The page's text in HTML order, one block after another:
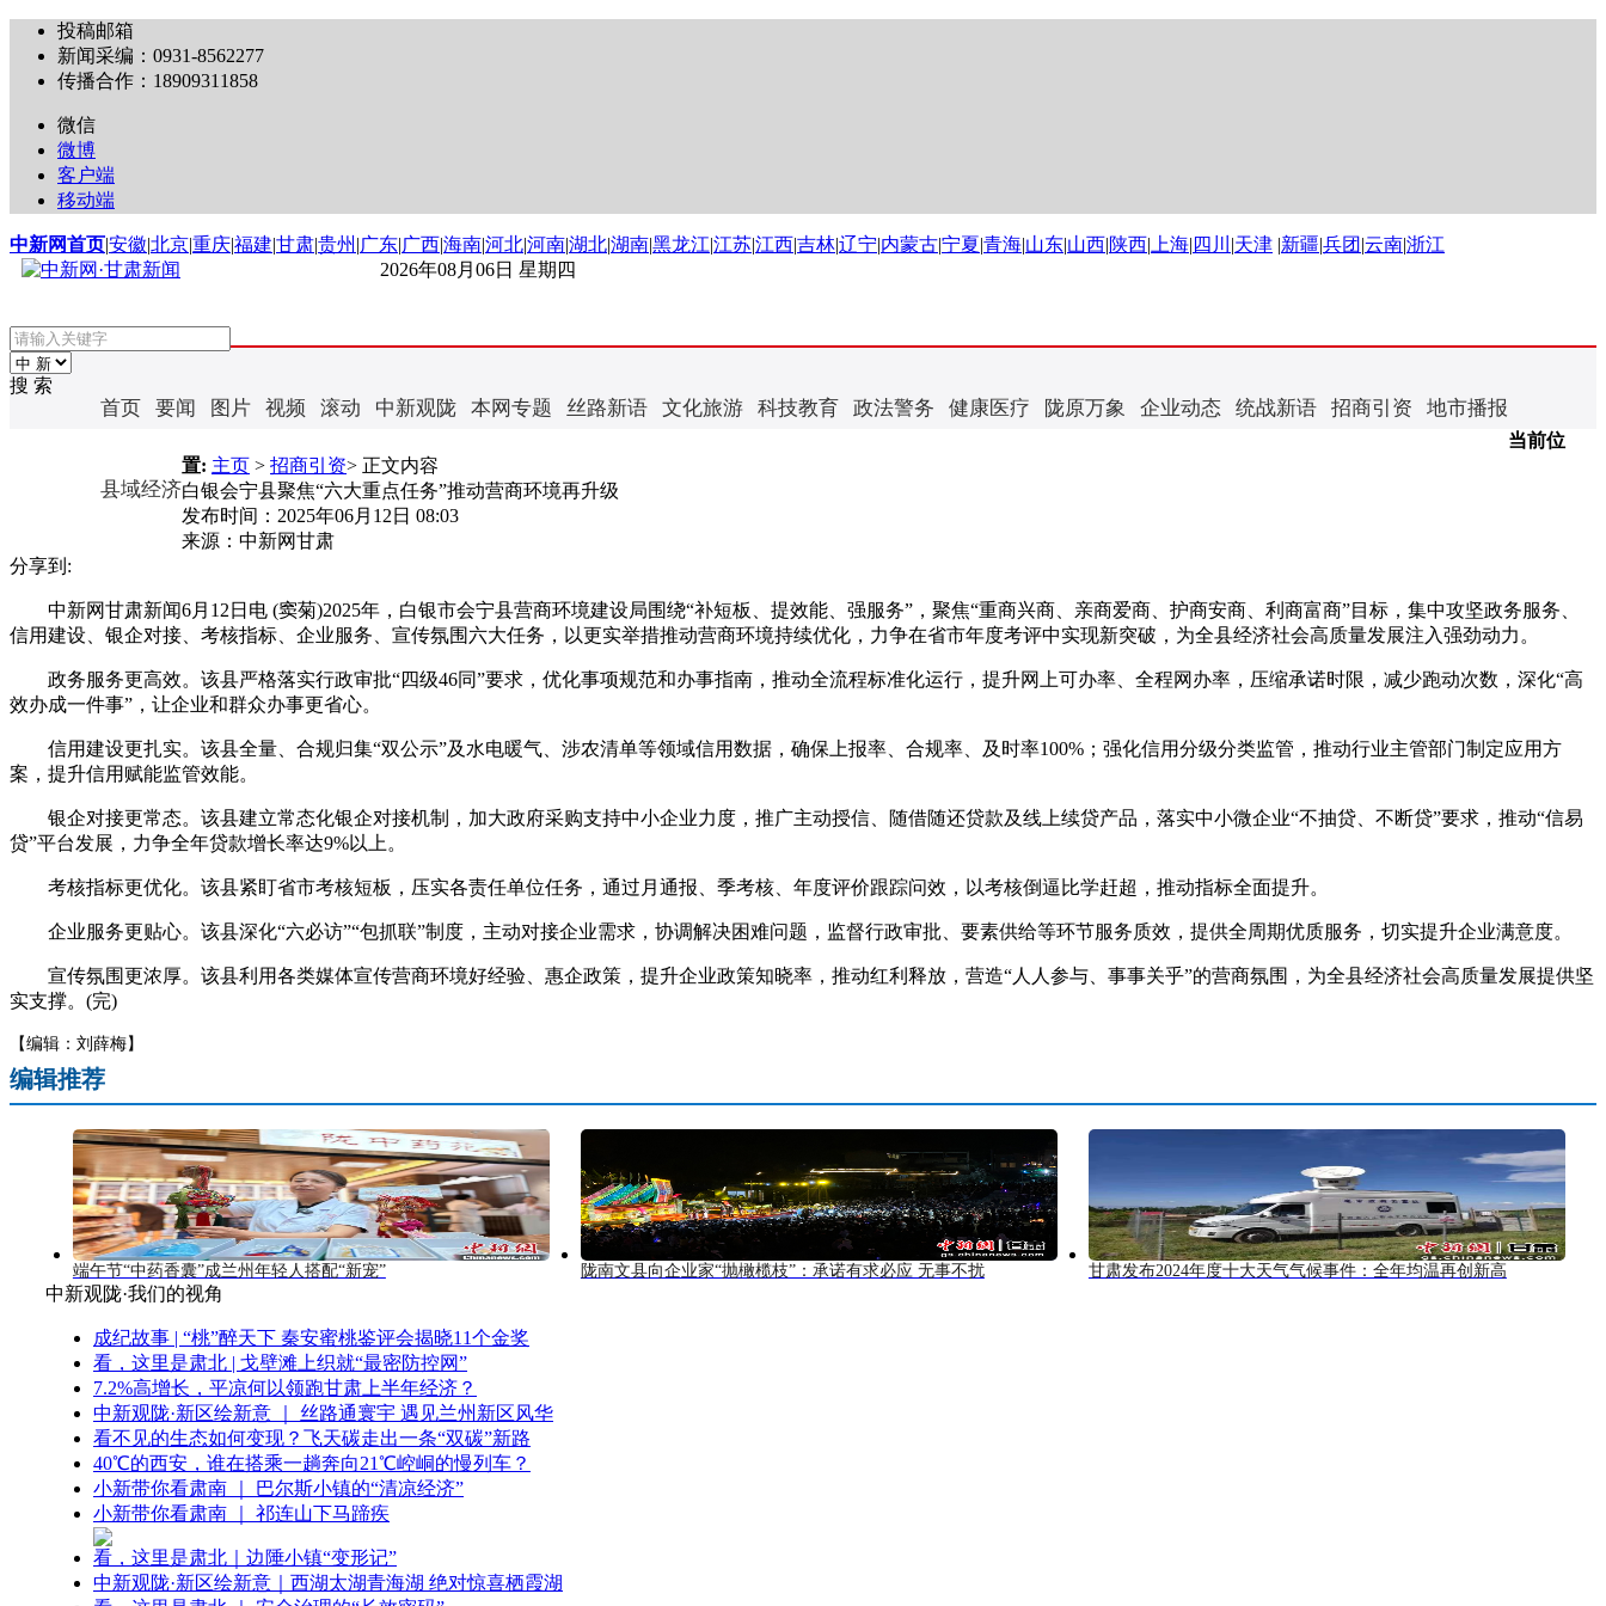
投稿邮箱
新闻采编：0931-8562277
传播合作：18909311858
微信
微博
客户端
移动端
中新网首页|安徽|北京|重庆|福建|甘肃|贵州 |广东|广西|海南|河北|河南|湖北|湖南|黑龙江|江苏|江西|吉林|辽宁|内蒙古|宁夏|青海|山东|山西|陕西| 上海| 四川 |天津 |新疆|兵团 |云南|浙江
2026年08月06日 星期四
搜 索
首页 要闻 图片 视频 滚动 中新观陇 本网专题 丝路新语 文化旅游 科技教育 政法警务 健康医疗 陇原万象 企业动态 统战新语 招商引资 地市播报
县域经济
当前位
置: 主页 > 招商引资> 正文内容
白银会宁县聚焦“六大重点任务”推动营商环境再升级
发布时间： 2025年06月12日 08:03
来源： 中新网甘肃
分享到:
中新网甘肃新闻6月12日电 (窦菊)2025年，白银市会宁县营商环境建设局围绕“补短板、提效能、强服务”，聚焦“重商兴商、亲商爱商、护商安商、利商富商”目标，集中攻坚政务服务、
信用建设、银企对接、考核指标、企业服务、宣传氛围六大任务，以更实举措推动营商环境持续优化，力争在省市年度考评中实现新突破，为全县经济社会高质量发展注入强劲动力。
政务服务更高效。该县严格落实行政审批“四级46同”要求，优化事项规范和办事指南，推动全流程标准化运行，提升网上可办率、全程网办率，压缩承诺时限，减少跑动次数，深化“高
效办成一件事”，让企业和群众办事更省心。
信用建设更扎实。该县全量、合规归集“双公示”及水电暖气、涉农清单等领域信用数据，确保上报率、合规率、及时率100%；强化信用分级分类监管，推动行业主管部门制定应用方
案，提升信用赋能监管效能。
银企对接更常态。该县建立常态化银企对接机制，加大政府采购支持中小企业力度，推广主动授信、随借随还贷款及线上续贷产品，落实中小微企业“不抽贷、不断贷”要求，推动“信易
贷”平台发展，力争全年贷款增长率达9%以上。
考核指标更优化。该县紧盯省市考核短板，压实各责任单位任务，通过月通报、季考核、年度评价跟踪问效，以考核倒逼比学赶超，推动指标全面提升。
企业服务更贴心。该县深化“六必访”“包抓联”制度，主动对接企业需求，协调解决困难问题，监督行政审批、要素供给等环节服务质效，提供全周期优质服务，切实提升企业满意度。
宣传氛围更浓厚。该县利用各类媒体宣传营商环境好经验、惠企政策，提升企业政策知晓率，推动红利释放，营造“人人参与、事事关乎”的营商氛围，为全县经济社会高质量发展提供坚
实支撑。(完)
【编辑：刘薛梅】
编辑推荐
端午节“中药香囊”成兰州年轻人搭配“新宠” 陇南文县向企业家“抛橄榄枝”：承诺有求必应 无事不扰 甘肃发布2024年度十大天气气候事件：全年均温再创新高
中新观陇·我们的视角
成纪故事 | “桃”醉天下 秦安蜜桃鉴评会揭晓11个金奖
看，这里是肃北 | 戈壁滩上织就“最密防控网”
7.2%高增长，平凉何以领跑甘肃上半年经济？
中新观陇·新区绘新意 ｜ 丝路通寰宇 遇见兰州新区风华
看不见的生态如何变现？飞天碳走出一条“双碳”新路
40℃的西安，谁在搭乘一趟奔向21℃崆峒的慢列车？
小新带你看肃南 ｜ 巴尔斯小镇的“清凉经济”
小新带你看肃南 ｜ 祁连山下马蹄疾
看，这里是肃北｜边陲小镇“变形记”
中新观陇·新区绘新意｜西湖太湖青海湖 绝对惊喜栖霞湖